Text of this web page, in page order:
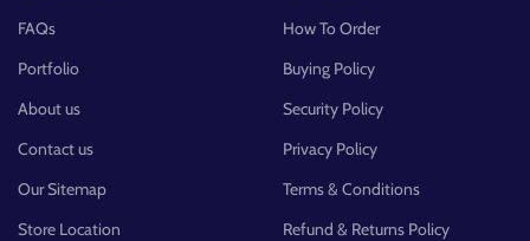
FAQs
Portfolio
About us
Contact us
Our Sitemap
Store Location
How To Order
Buying Policy
Security Policy
Privacy Policy
Terms & Conditions
Refund & Returns Policy